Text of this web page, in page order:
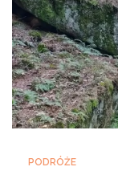
PODRÓŻE